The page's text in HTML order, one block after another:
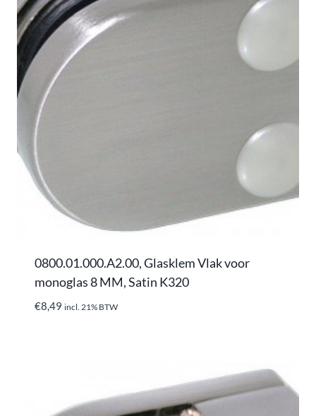
0800.01.000.A2.00, Glasklem Vlak voor
monoglas 8 MM, Satin K320
€8,49 incl. 21% BTW